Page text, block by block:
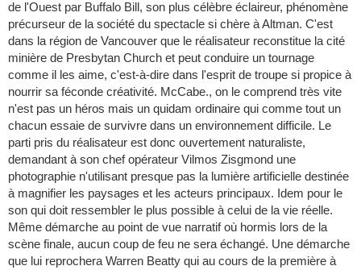
de l'Ouest par Buffalo Bill, son plus célèbre éclaireur, phénomène
précurseur de la société du spectacle si chère à Altman. C'est
dans la région de Vancouver que le réalisateur reconstitue la cité
minière de Presbytan Church et peut conduire un tournage
comme il les aime, c'est-à-dire dans l'esprit de troupe si propice à
nourrir sa féconde créativité. McCabe., on le comprend très vite
n'est pas un héros mais un quidam ordinaire qui comme tout un
chacun essaie de survivre dans un environnement difficile. Le
parti pris du réalisateur est donc ouvertement naturaliste,
demandant à son chef opérateur Vilmos Zisgmond une
photographie n'utilisant presque pas la lumière artificielle destinée
à magnifier les paysages et les acteurs principaux. Idem pour le
son qui doit ressembler le plus possible à celui de la vie réelle.
Même démarche au point de vue narratif où hormis lors de la
scène finale, aucun coup de feu ne sera échangé. Une démarche
que lui reprochera Warren Beatty qui au cours de la première à